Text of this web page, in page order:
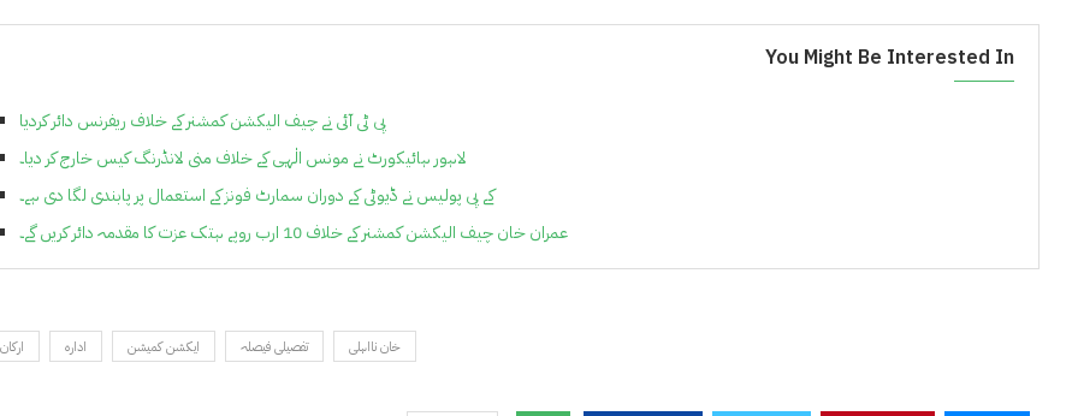
You Might Be Interested In
پی ٹی آئی نے چیف الیکشن کمشنر کے خلاف ریفرنس دائر کردیا
لاہور ہائیکورٹ نے مونس الٰہی کے خلاف منی لانڈرنگ کیس خارج کر دیا۔
کے پی پولیس نے ڈیوٹی کے دوران سمارٹ فونز کے استعمال پر پابندی لگا دی ہے۔
عمران خان چیف الیکشن کمشنر کے خلاف 10 ارب روپے ہتک عزت کا مقدمہ دائر کریں گے۔
5 ارکان ادارہ ایکشن کمیشن تفصیلی فیصلہ خان نااہلی